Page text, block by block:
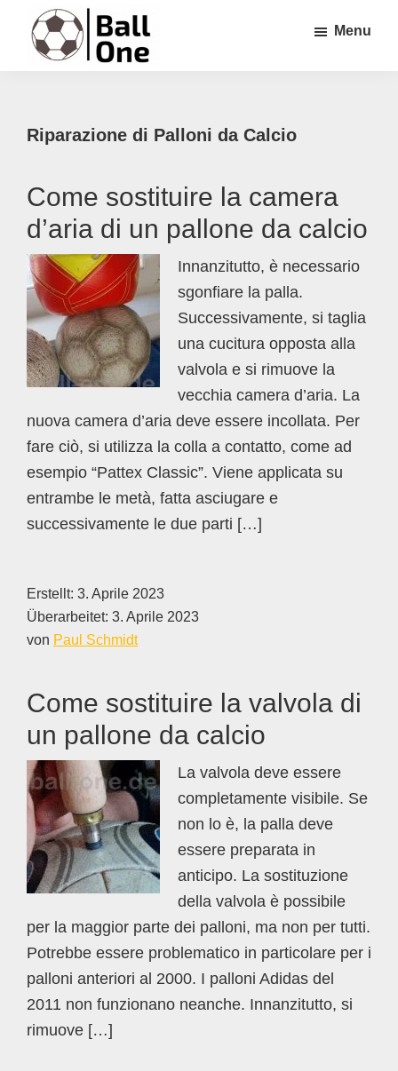
Passa
contenuto
Passa
Passa
Menu
Riparazione di Palloni da Calcio
Come sostituire la camera
d’aria di un pallone da calcio
Innanzitutto, è necessario
sgonfiare la palla.
Successivamente, si taglia
una cucitura opposta alla
valvola e si rimuove la
vecchia camera d’aria. La
nuova camera d’aria deve essere incollata. Per
fare ciò, si utilizza la colla a contatto, come ad
esempio “Pattex Classic”. Viene applicata su
entrambe le metà, fatta asciugare e
successivamente le due parti […]
Erstellt: 3. Aprile 2023
Überarbeitet: 3. Aprile 2023
von Paul Schmidt
Come sostituire la valvola di
un pallone da calcio
La valvola deve essere
completamente visibile. Se
non lo è, la palla deve
essere preparata in
anticipo. La sostituzione
della valvola è possibile
per la maggior parte dei palloni, ma non per tutti.
Potrebbe essere problematico in particolare per i
palloni anteriori al 2000. I palloni Adidas del
2011 non funzionano neanche. Innanzitutto, si
rimuove […]